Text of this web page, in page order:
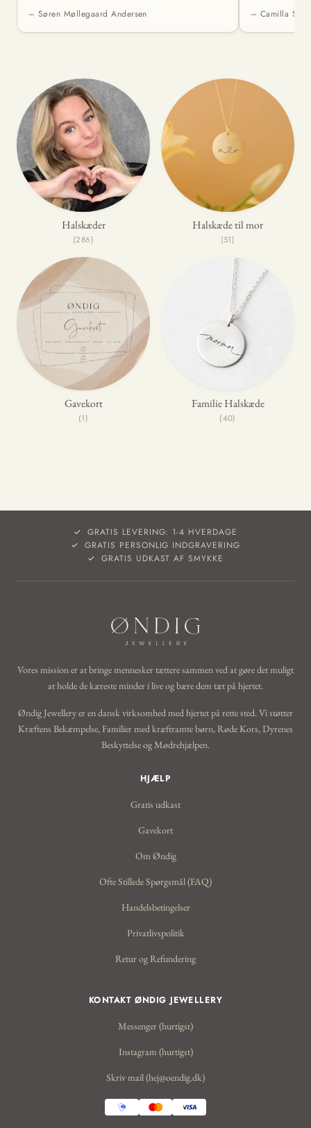
design, hvert vedhæng er en homage til familiens styrke og
Familie Halskæde som Gave
Leder du efter den perfekte gave? En familie halskæde er en
betænksom og varig gaveide, der vil blive værdsat af
modtageren for dens betydning og skønhed. Perfekt til
fødselsdage, jubilæer, eller bare for at sige ‘jeg tænker på dig’.
– Søren Møllegaard Andersen
kvaliteten. Jeg
gang jeg
– Camilla S
Halskæder
(286)
Halskæde til mor
(51)
Gavekort
(1)
Familie Halskæde
(40)
GRATIS LEVERING: 1-4 HVERDAGE
GRATIS PERSONLIG INDGRAVERING
GRATIS UDKAST AF SMYKKE
Vores mission er at bringe mennesker tættere sammen ved at gøre det muligt
at holde de kæreste minder i live og bære dem tæt på hjertet.
Øndig Jewellery er en dansk virksomhed med hjertet på rette sted. Vi støtter
Kræftens Bekæmpelse, Familier med kræftramte børn, Røde Kors, Dyrenes
Beskyttelse og Mødrehjælpen.
HJÆLP
Gratis udkast
Gavekort
Om Øndig
Ofte Stillede Spørgsmål (FAQ)
Handelsbetingelser
Privatlivspolitik
Retur og Refundering
KONTAKT ØNDIG JEWELLERY
Messenger (hurtigst)
Instagram (hurtigst)
Skriv mail (hej@oendig.dk)